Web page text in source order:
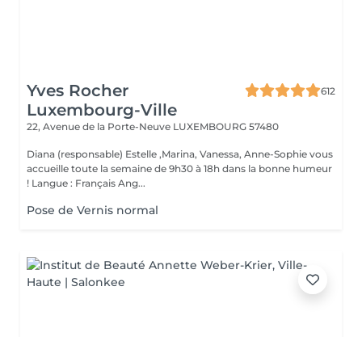
Yves Rocher
Luxembourg-Ville
612
22, Avenue de la Porte-Neuve LUXEMBOURG 57480
Diana (responsable) Estelle ,Marina, Vanessa, Anne-Sophie vous
accueille toute la semaine de 9h30 à 18h dans la bonne humeur
! Langue : Français Ang...
Pose de Vernis normal